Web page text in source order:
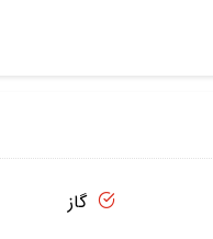
گاز